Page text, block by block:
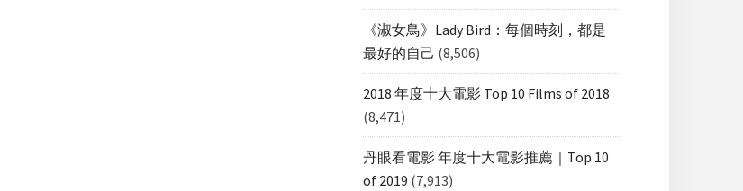
《淑女鳥》Lady Bird：每個時刻，都是
最好的自己 (8,506)
2018 年度十大電影 Top 10 Films of 2018
(8,471)
丹眼看電影 年度十大電影推薦｜Top 10
of 2019 (7,913)